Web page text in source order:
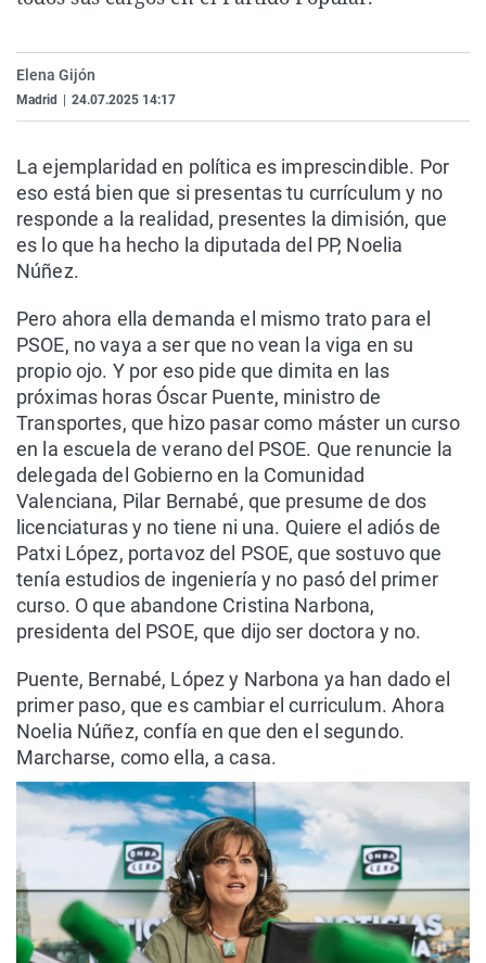
Gente viajera
Retornados
Galicia
País Vasco
Televisión
Elena Gijón
Madrid 24.07.2025 14:17
La ejemplaridad en política es imprescindible. Por
eso está bien que si presentas tu currículum y no
responde a la realidad, presentes la dimisión, que
es lo que ha hecho la diputada del PP, Noelia
Núñez.
Pero ahora ella demanda el mismo trato para el
PSOE, no vaya a ser que no vean la viga en su
propio ojo. Y por eso pide que dimita en las
próximas horas Óscar Puente, ministro de
Transportes, que hizo pasar como máster un curso
en la escuela de verano del PSOE. Que renuncie la
delegada del Gobierno en la Comunidad
Valenciana, Pilar Bernabé, que presume de dos
licenciaturas y no tiene ni una. Quiere el adiós de
Patxi López, portavoz del PSOE, que sostuvo que
tenía estudios de ingeniería y no pasó del primer
curso. O que abandone Cristina Narbona,
presidenta del PSOE, que dijo ser doctora y no.
Puente, Bernabé, López y Narbona ya han dado el
primer paso, que es cambiar el curriculum. Ahora
Noelia Núñez, confía en que den el segundo.
Marcharse, como ella, a casa.